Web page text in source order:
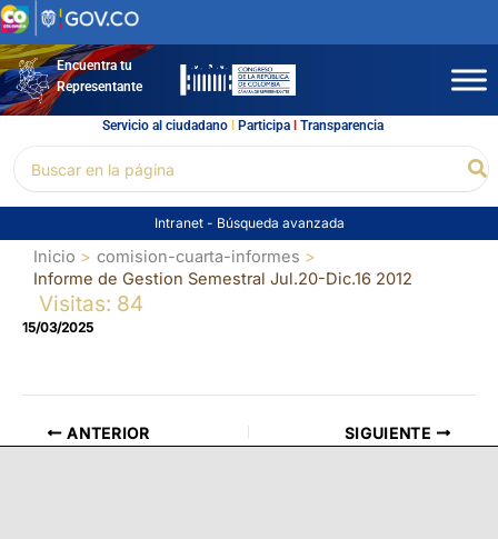
Ir
al
contenidoEncuentra tu
Representante
Servicio al ciudadano l Participal Transparencia
por:
Intranet - Búsqueda avanzada
Inicio
comision-cuarta-informes
Informe de Gestion Semestral Jul.20-Dic.16 2012
Visitas: 84
15/03/2025
ANTERIOR SIGUIENTE